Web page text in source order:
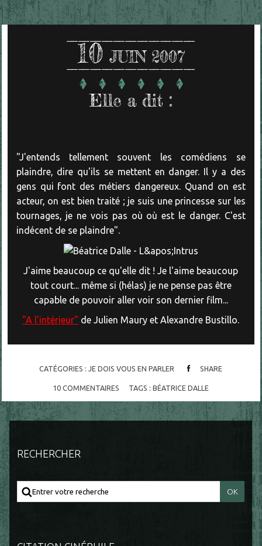
10 JUIN 2007
Elle a dit :
"J'entends tellement souvent les comédiens se
plaindre, dire qu'ils se mettent en danger. Il y a des
gens qui font des métiers dangereux. Quand on est
acteur, on est bien traité ; je suis une princesse sur les
tournages, je ne vois pas où où est le danger. C'est
indécent de se plaindre".
J'aime beaucoup ce qu'elle dit ! Je l'aime beaucoup
tout court... même si (hélas) je ne pense pas être
capable de pouvoir aller voir son dernier film...
"A l'intérieur" de Julien Maury et Alexandre Bustillo.
CATÉGORIES :JE DOIS VOUS EN PARLER SHARE
10 COMMENTAIRES TAGS : BÉATRICE DALLE
RECHERCHER